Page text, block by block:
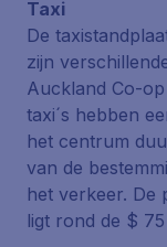
Taxi
De
zijn
Auckland Co-op
taxi´s hebben
het centrum
van de
het verkeer. De
ligt rond de $